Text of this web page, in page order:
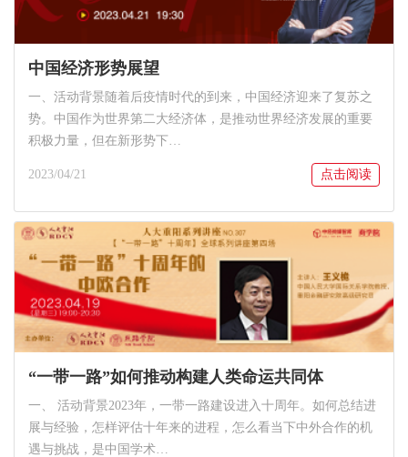
中国经济形势展望
一、活动背景随着后疫情时代的到来，中国经济迎来了复苏之
势。中国作为世界第二大经济体，是推动世界经济发展的重要
积极力量，但在新形势下…
2023/04/21 点击阅读
“一带一路”如何推动构建人类命运共同体
一、 活动背景2023年，一带一路建设进入十周年。如何总结进
展与经验，怎样评估十年来的进程，怎么看当下中外合作的机
遇与挑战，是中国学术…